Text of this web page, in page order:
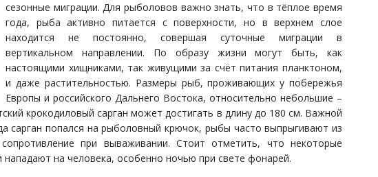
сезонные миграции. Для рыболовов важно знать, что в тёплое время
года, рыба активно питается с поверхности, но в верхнем слое
находится не постоянно, совершая суточные миграции в
вертикальном направлении. По образу жизни могут быть, как
настоящими хищниками, так живущими за счёт питания планктоном,
и даже растительностью. Размеры рыб, проживающих у побережья
Европы и российского Дальнего Востока, относительно небольшие –
крокодиловый сарган может достигать в длину до 180 см. Важной
сарган попался на рыболовный крючок, рыбы часто выпрыгивают из
при вываживании. Стоит отметить, что некоторые
на человека, особенно ночью при свете фонарей.